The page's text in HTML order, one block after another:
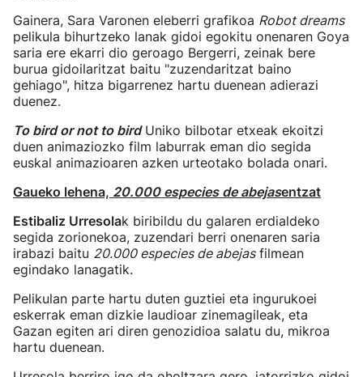
Gainera, Sara Varonen eleberri grafikoa Robot dreams
pelikula bihurtzeko lanak gidoi egokitu onenaren Goya
saria ere ekarri dio geroago Bergerri, zeinak bere
burua gidoilaritzat baitu "zuzendaritzat baino
gehiago", hitza bigarrenez hartu duenean adierazi
duenez.
To bird or not to birdUniko bilbotar etxeak ekoitzi
duen animaziozko film laburrak eman dio segida
euskal animazioaren azken urteotako bolada onari.
Gaueko lehena, 20.000 especies de abejasentzat
Estibaliz Urresolak biribildu du galaren erdialdeko
segida zorionekoa, zuzendari berri onenaren saria
irabazi baitu 20.000 especies de abejasfilmean
egindako lanagatik.
Pelikulan parte hartu duten guztiei eta ingurukoei
eskerrak eman dizkie laudioar zinemagileak, eta
Gazan egiten ari diren genozidioa salatu du, mikroa
hartu duenean.